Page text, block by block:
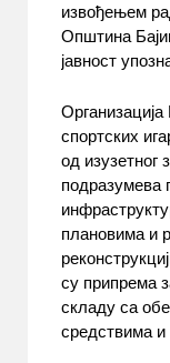
извођењем
Општина
јавност
спортских
од изузетног
подразумева
плановима и
су припрема
складу са
средствима